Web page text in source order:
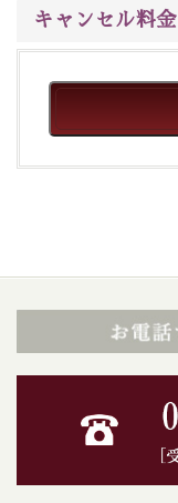
キャンセル料金